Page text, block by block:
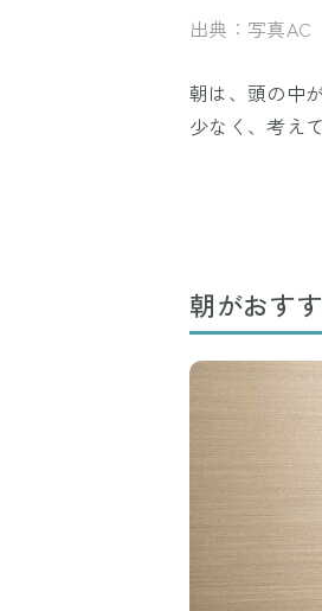
出典：写真AC
朝は、頭の中
少なく、考え
朝がおす